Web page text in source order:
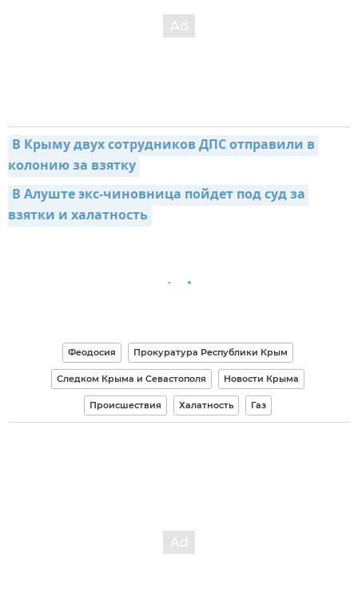
В Крыму двух сотрудников ДПС отправили в
колонию за взятку
В Алуште экс-чиновница пойдет под суд за
взятки и халатность
Феодосия Прокуратура Республики Крым
Следком Крыма и Севастополя Новости Крыма
Происшествия Халатность Газ